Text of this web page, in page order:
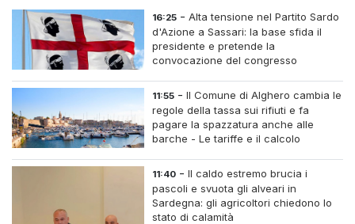
16:25 -Alta tensione nel Partito Sardo
d'Azione a Sassari: la base sfida il
presidente e pretende la
convocazione del congresso
11:55 -Il Comune di Alghero cambia le
regole della tassa sui rifiuti e fa
pagare la spazzatura anche alle
barche - Le tariffe e il calcolo
11:40 -Il caldo estremo brucia i
pascoli e svuota gli alveari in
Sardegna: gli agricoltori chiedono lo
stato di calamità